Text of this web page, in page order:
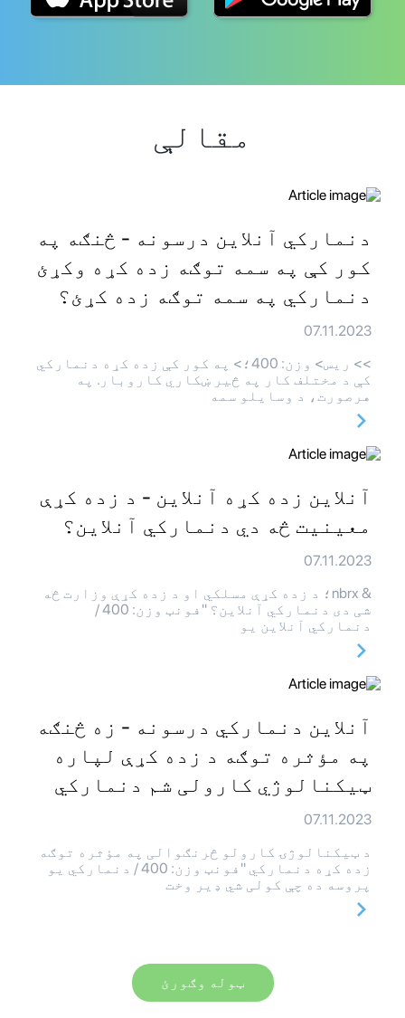
مقالې
دنمارکي آنلاین درسونه - څنګه په
کور کې په سمه توګه زده کړه وکړئ
دنمارکي په سمه توګه زده کړئ؟
07.11.2023
>> ريس> وزن: 400؛> په کور کې زده کړه دنمارکي
کې د مختلف کار په څیر ښکاري کاروبار. په
هرصورت، د وسایلو سمه
آنلاین زده کړه آنلاین - د زده کړې
معینیت څه دي دنمارکي آنلاین؟
07.11.2023
& nbrx؛ د زده کړې مسلکي او د زده کړې وزارت څه
شی دی دنمارکي آنلاین؟ "فونټ وزن: 400 /
دنمارکي آنلاین یو
آنلاین دنمارکي درسونه - زه څنګه
په مؤثره توګه د زده کړې لپاره
ټیکنالوژي کارولی شم دنمارکي
07.11.2023
د ټیکنالوژۍ کارولو څرنګوالی په مؤثره توګه
زده کړه دنمارکي "فونټ وزن: 400 / دنمارکي یو
پروسه ده چې کولی شي ډیر وخت
ټوله وګورئ